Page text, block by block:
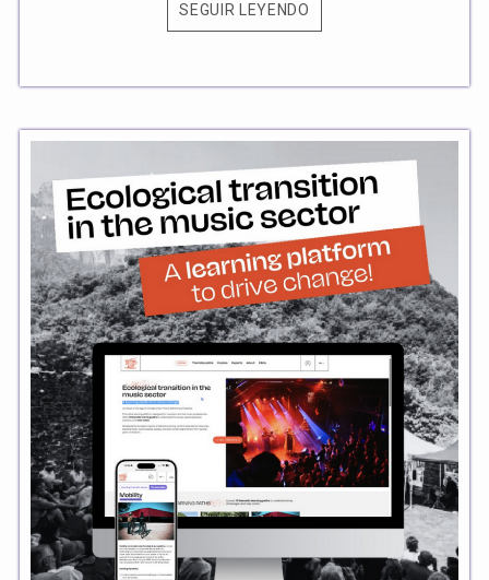
SEGUIR LEYENDO